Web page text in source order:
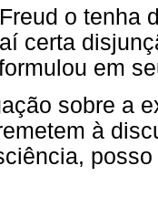
o tenha
certa
em
sobre a
à